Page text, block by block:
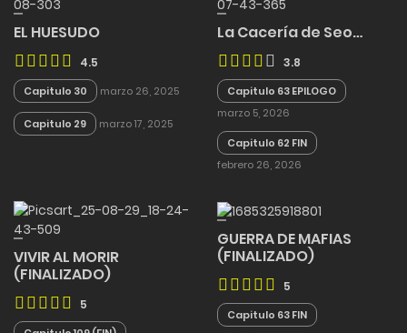
EL HUESUDO
4.5
Capitulo 30 marzo 26, 2025
Capitulo 29 marzo 17, 2025
La Cacería de Seo…
3.8
Capitulo 63 EPILOGO
marzo 5, 2026
Capitulo 62 FIN
febrero 26, 2026
VIVIR AL MORIR
(FINALIZADO)
5
GUERRA DE MAFIAS
(FINALIZADO)
5
Capitulo 63 FIN